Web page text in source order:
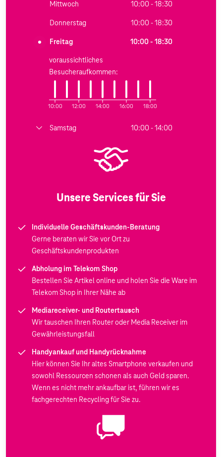
Mittwoch 10:00 - 18:30
Donnerstag 10:00 - 18:30
Freitag 10:00 - 18:30
voraussichtliches
Besucheraufkommen:
10:00 12:00 14:00 16:00 18:00
Samstag 10:00 - 14:00
Unsere Services für Sie
Individuelle Geschäftskunden-Beratung
Gerne beraten wir Sie vor Ort zu
Geschäftskundenprodukten
Abholung im Telekom Shop
Bestellen Sie Artikel online und holen Sie die Ware im
Telekom Shop in Ihrer Nähe ab
Mediareceiver- und Routertausch
Wir tauschen Ihren Router oder Media Receiver im
Gewährleistungsfall
Handyankauf und Handyrücknahme
Hier können Sie Ihr altes Smartphone verkaufen und
sowohl Ressourcen schonen als auch Geld sparen.
Wenn es nicht mehr ankaufbar ist, führen wir es
fachgerechten Recycling für Sie zu.